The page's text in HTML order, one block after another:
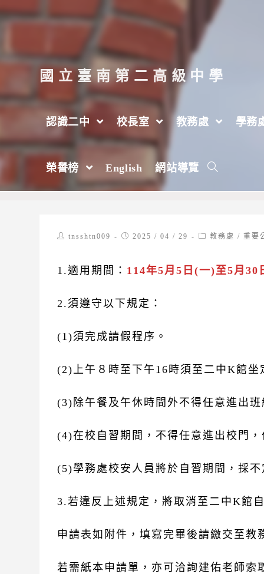
跳
至
要
內
容
國立臺南第二高級中學
認識二中 校長室 教務處 學務
榮譽榜 English 網站導覽
【重要通知】現正開放申請高三同學至二
2025 年 > 4 月 > 29 日
Posttnsshtn009
Post2025 / 04 / 29
Post教務處 / 重要
1.適用期間： 114年5月5日(一)至5月30
2.須遵守以下規定：
(1)須完成請假程序。
(2)上午８時至下午16時須至二中K館坐
(3)除午餐及午休時間外不得任意進出班
(4)在校自習期間，不得任意進出校門，
(5)學務處校安人員將於自習期間，採不
3.若違反上述規定，將取消至二中K館
申請表如附件，填寫完畢後請繳交至教
若需紙本申請單，亦可洽詢建佑老師索